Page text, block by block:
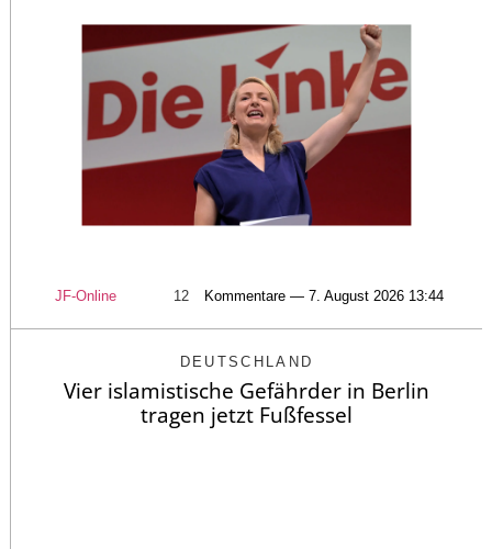
JF-Online 12 Kommentare — 7. August 2026 13:44
DEUTSCHLAND
Vier islamistische Gefährder in Berlin
tragen jetzt Fußfessel